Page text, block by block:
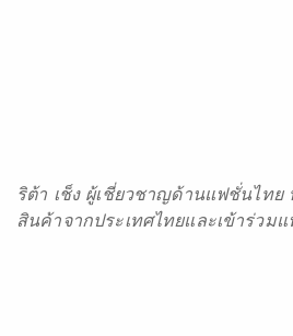
ริต้า เช็ง ผู้เชี่ยวชาญด้านแฟชั่นไทย
สินค้าจากประเทศไทยและเข้าร่วม